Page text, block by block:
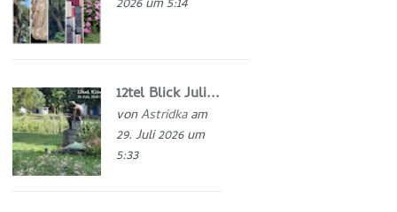
2026 um 5:14
12tel Blick Juli...
vonAstridkaam
29. Juli 2026 um
5:33